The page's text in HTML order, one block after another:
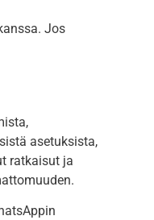
Jos
asetuksista,
ratkaisut ja